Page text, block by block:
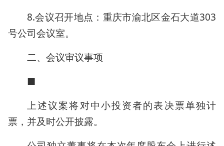
8.会议召开地点：重庆市渝北区金石大道303
号公司会议室。
二、会议审议事项
■
上述议案将对中小投资者的表决票单独计
票，并及时公开披露。